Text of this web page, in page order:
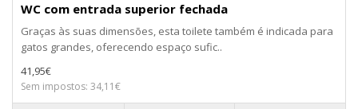
WC com entrada superior fechada
Graças às suas dimensões, esta toilete também é indicada para
gatos grandes, oferecendo espaço sufic..
41,95€
Sem impostos: 34,11€